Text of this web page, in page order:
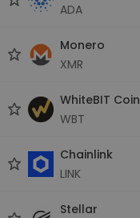
ADA
Monero
XMR
WhiteBIT Coin
WBT
Chainlink
LINK
Stellar